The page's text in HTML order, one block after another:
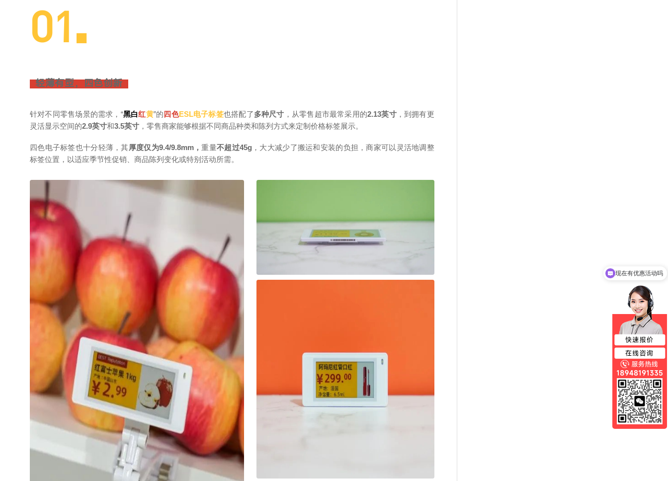
01 ■
轻薄有型，四色创新
针对不同零售场景的需求，“黑白红黄”的 四色ESL电子标签也搭配了多种尺寸 ，从零售超市最常采用的2.13英寸，到拥有更
灵活显示空间的2.9英寸和3.5英寸 ，零售商家能够根据不同商品种类和陈列方式来定制价格标签展示。
四色电子标签也十分轻薄，其厚度仅为9.4/9.8mm，重量不超过45g ，大大减少了搬运和安装的负担，商家可以灵活地调整
标签位置，以适应季节性促销、商品陈列变化或特别活动所需。
可以介绍下你们的产品么